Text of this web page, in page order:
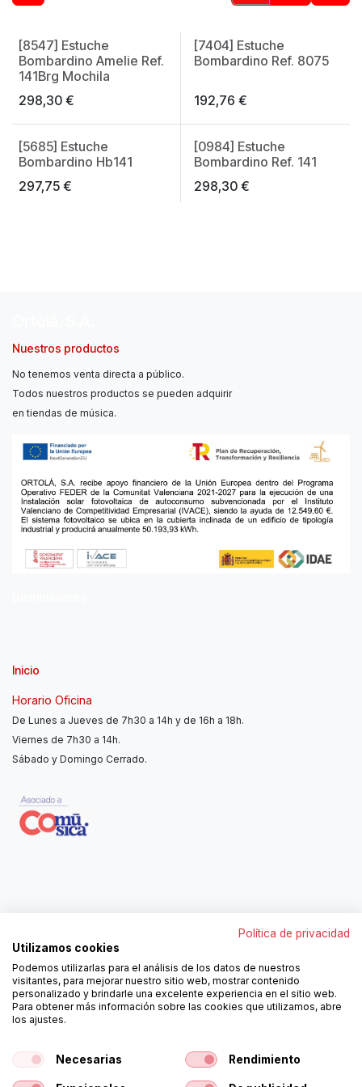
Made in Spain
[8547] Estuche
Bombardino Amelie Ref.
141Brg Mochila
298,30 € Top ventas
[7404] Estuche
Bombardino Ref. 8075
192,76 €
Made in Spain
[5685] Estuche
Bombardino Hb141
297,75 € Made in Spain
[0984] Estuche
Bombardino Ref. 141
298,30€
Nuestros productos
No tenemos venta directa a público.
Todos nuestros productos se pueden adquirir
en tiendas de música.
Inicio
Horario Oficina
De Lunes a Jueves de 7h30 a 14h y de 16h a 18h.
Viernes de 7h30 a 14h.
Sábado y Domingo Cerrado.
962250313
ortola@ortola-sa.es
Av. d'Albaida, s/n
46840 La Pobla del Duc (Valencia)
¡Síguenos!
Política de privacidad
Utilizamos cookies
Podemos utilizarlas para el análisis de los datos de nuestros
visitantes, para mejorar nuestro sitio web, mostrar contenido
personalizado y brindarle una excelente experiencia en el sitio web.
Para obtener más información sobre las cookies que utilizamos, abre
los ajustes.
Necesarias Rendimiento